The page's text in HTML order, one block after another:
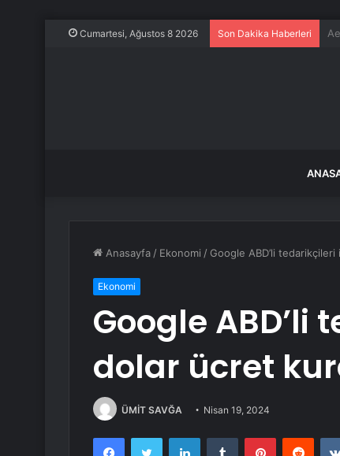
Cumartesi, Ağustos 8 2026 Son Dakika Haberleri
Anasayfa / Ekonomi / Google ABD’li
Ekonomi
Google ABD’li
dolar ücret
ÜMİT SAVĞA Nisan 19, 2024
FacebookTwitter LinkedInTumblr Pinterest